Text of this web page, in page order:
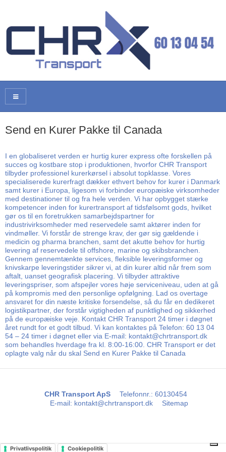
Send en Kurer Pakke til Canada
I en globaliseret verden er hurtig kurer express ofte forskellen på
succes og kostbare stop i produktionen, hvorfor CHR Transport
tilbyder professionel kurerkørsel i absolut topklasse. Vores
specialiserede kurerfragt dækker ethvert behov for kurer i Danmark
samt kurer i Europa, ligesom vi forbinder europæiske virksomheder
med destinationer til og fra hele verden. Vi har opbygget stærke
kompetencer inden for kurertransport af tidsfølsomt gods, hvilket
gør os til en foretrukken samarbejdspartner for
industrivirksomheder med reservedele samt aktører inden for
vindmøller. Vi forstår de strenge krav, der gør sig gældende i
medicin og pharma branchen, samt det akutte behov for hurtig
levering af reservedele til offshore, marine og skibsbranchen.
Gennem gennemtænkte services, fleksible leveringsformer og
knivskarpe leveringstider sikrer vi, at din kurer altid når frem som
aftalt, uanset geografisk placering. Vi tilbyder attraktive
leveringspriser, som afspejler vores høje serviceniveau, uden at gå
på kompromis med den personlige opfølgning. Lad os overtage
ansvaret for din næste kritiske forsendelse, så du får en dedikeret
logistikpartner, der forstår vigtigheden af punktlighed og sikkerhed
på de europæiske veje. Kontakt CHR Transport 24 timer i døgnet
året rundt for et godt tilbud. Vi kan kontaktes på Telefon: 60 13 04
54 – 24 timer i døgnet eller via E-mail: kontakt@chrtransport.dk
som behandles hverdage fra kl. 8:00-16:00. CHR Transport er det
oplagte valg når du skal Send en Kurer Pakke til Canada
CHR Transport ApS Telefonnr.: 60130454
E-mail: kontakt@chrtransport.dk Sitemap
Privatlivspolitik Cookiepolitik